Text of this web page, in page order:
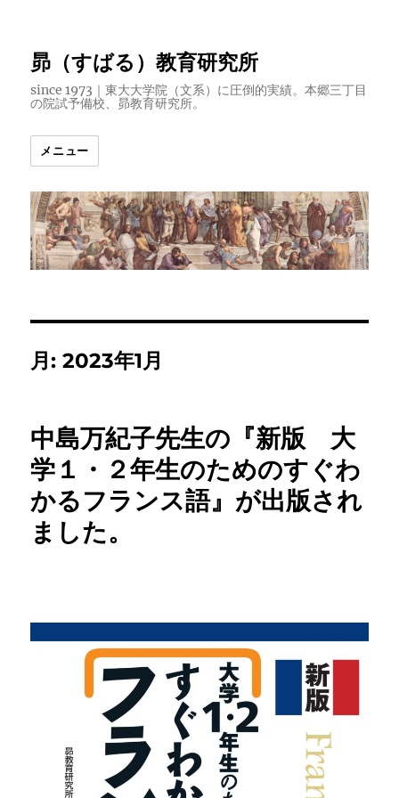
昴（すばる）教育研究所
since 1973｜東大大学院（文系）に圧倒的実績。本郷三丁目
の院試予備校、昴教育研究所。
メニュー
月:2023年1月
中島万紀子先生の『新版 大
学１・２年生のためのすぐわ
かるフランス語』が出版され
ました。